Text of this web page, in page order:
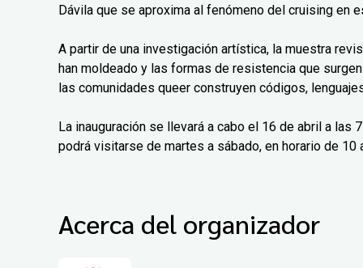
Dávila que se aproxima al fenómeno del cruising en
A partir de una investigación artística, la muestra
han moldeado y las formas de resistencia que
las comunidades queer construyen códigos,
La inauguración se llevará a cabo el 16 de abril a las
podrá visitarse de martes a sábado, en horario de 10
Acerca del organizador